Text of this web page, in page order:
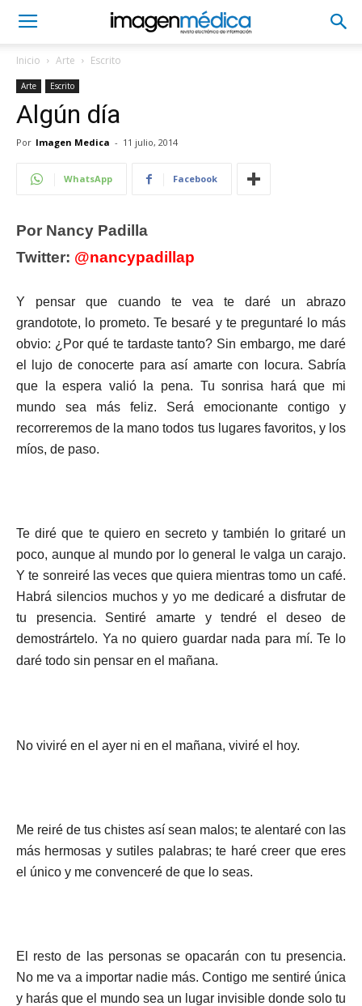
Inicio Arte Escrito
Arte Escrito
Algún día
Por Imagen Medica - 11 julio, 2014
WhatsApp Facebook
Por Nancy Padilla
Twitter: @nancypadillap
Y pensar que cuando te vea te daré un abrazo
grandotote, lo prometo. Te besaré y te preguntaré lo más
obvio: ¿Por qué te tardaste tanto? Sin embargo, me daré
el lujo de conocerte para así amarte con locura. Sabría
que la espera valió la pena. Tu sonrisa hará que mi
mundo sea más feliz. Será emocionante contigo y
recorreremos de la mano todos tus lugares favoritos, y los
míos, de paso.
Te diré que te quiero en secreto y también lo gritaré un
poco, aunque al mundo por lo general le valga un carajo.
Y te sonreiré las veces que quiera mientras tomo un café.
Habrá silencios muchos y yo me dedicaré a disfrutar de
tu presencia. Sentiré amarte y tendré el deseo de
demostrártelo. Ya no quiero guardar nada para mí. Te lo
daré todo sin pensar en el mañana.
No viviré en el ayer ni en el mañana, viviré el hoy.
Me reiré de tus chistes así sean malos; te alentaré con las
más hermosas y sutiles palabras; te haré creer que eres
el único y me convenceré de que lo seas.
El resto de las personas se opacarán con tu presencia.
No me va a importar nadie más. Contigo me sentiré única
y harás que el mundo sea un lugar invisible donde solo tu